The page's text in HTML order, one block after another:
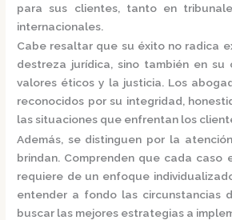
para sus clientes, tanto en
internacionales.
Cabe resaltar que su éxito no radica
destreza jurídica, sino también en su
valores éticos y la justicia. Los
reconocidos por su integridad,
las situaciones que enfrentan los
Además, se distinguen por la
brindan. Comprenden que cada caso
requiere de un enfoque
entender a fondo las circunstancias
buscar las mejores estrategias a